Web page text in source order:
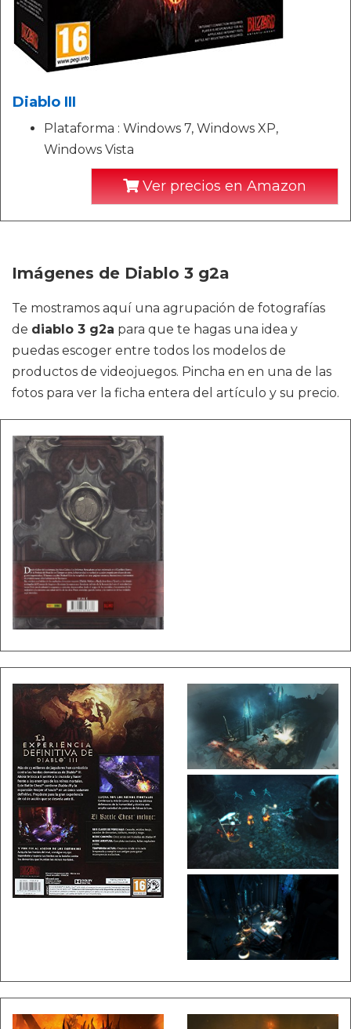
Diablo III
Plataforma : Windows 7, Windows XP,
Windows Vista
Ver precios en Amazon
Imágenes de Diablo 3 g2a
Te mostramos aquí una agrupación de fotografías
de diablo 3 g2a para que te hagas una idea y
puedas escoger entre todos los modelos de
productos de videojuegos. Pincha en en una de las
fotos para ver la ficha entera del artículo y su precio.